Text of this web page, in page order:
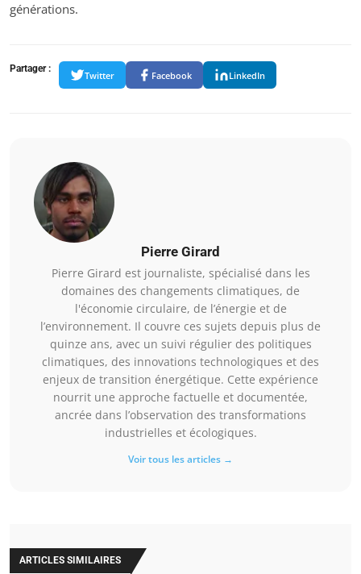
générations.
Partager :
Twitter Facebook LinkedIn
Pierre Girard
Pierre Girard est journaliste, spécialisé dans les
domaines des changements climatiques, de
l'économie circulaire, de l’énergie et de
l’environnement. Il couvre ces sujets depuis plus de
quinze ans, avec un suivi régulier des politiques
climatiques, des innovations technologiques et des
enjeux de transition énergétique. Cette expérience
nourrit une approche factuelle et documentée,
ancrée dans l’observation des transformations
industrielles et écologiques.
Voir tous les articles →
ARTICLES SIMILAIRES